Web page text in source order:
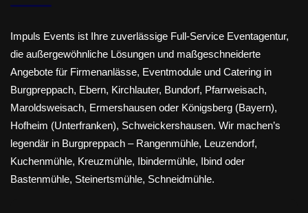
Impuls Events ist Ihre zuverlässige Full-Service Eventagentur,
die außergewöhnliche Lösungen und maßgeschneiderte
Angebote für Firmenanlässe, Eventmodule und Catering in
Burgpreppach, Ebern, Kirchlauter, Bundorf, Pfarrweisach,
Maroldsweisach, Ermershausen oder Königsberg (Bayern),
Hofheim (Unterfranken), Schweickershausen. Wir machen’s
legendär in Burgpreppach – Rangenmühle, Leuzendorf,
Kuchenmühle, Kreuzmühle, Ibindermühle, Ibind oder
Bastenmühle, Steinertsmühle, Schneidmühle.